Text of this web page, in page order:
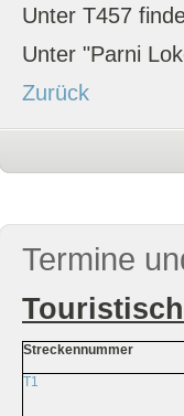
Unter T457
Unter "Parni
Zurück
Termine
Streckennummer
T1